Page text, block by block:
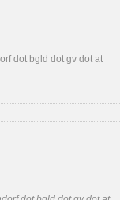
dot bgld dot gv dot at